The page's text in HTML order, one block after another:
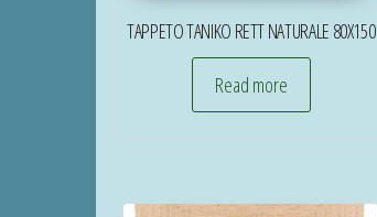
TAPPETO TANIKO RETT NATURALE 80X150
Read more